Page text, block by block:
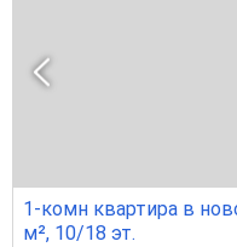
1-комн квартира в
м², 10/18 эт.